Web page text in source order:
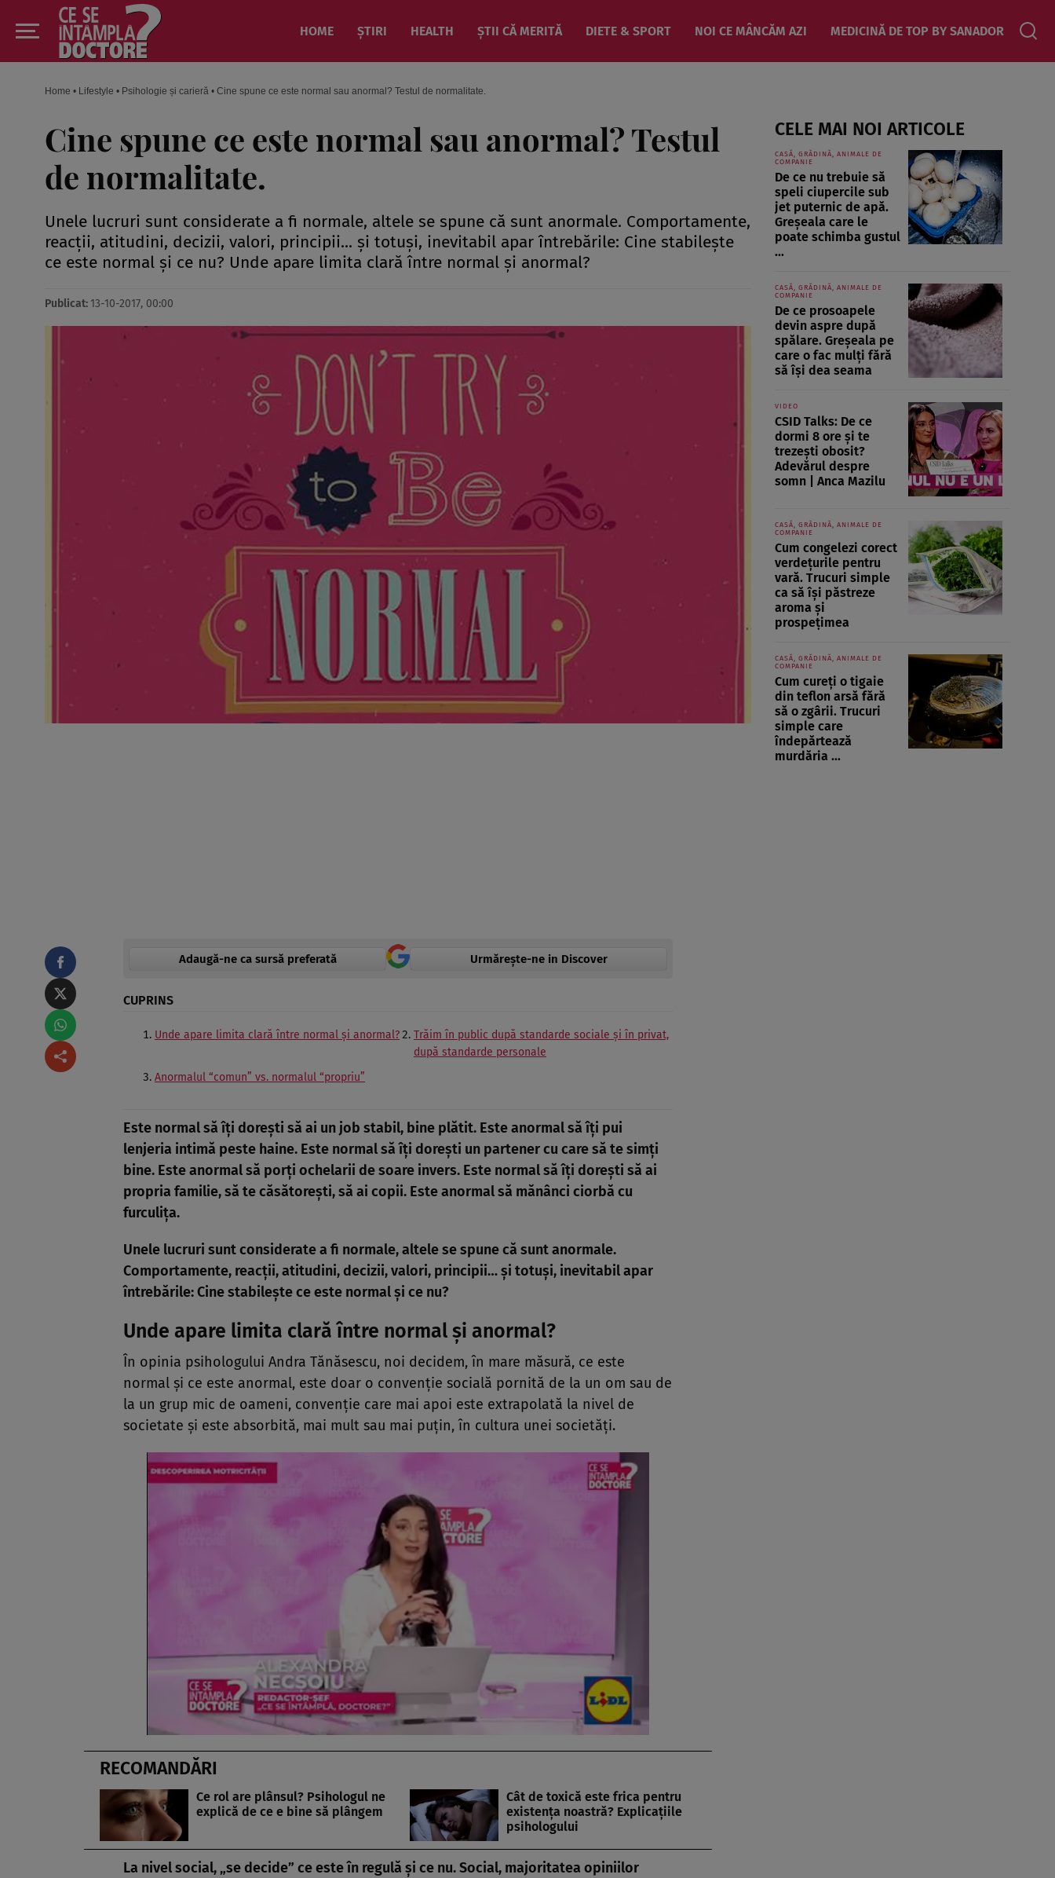
HOME ȘTIRI HEALTH ȘTII CĂ MERITĂ DIETE & SPORT NOI CE MÂNCĂM AZI MEDICINĂ DE TOP BY SANADOR
Home • Lifestyle • Psihologie și carieră • Cine spune ce este normal sau anormal? Testul de normalitate.
Cine spune ce este normal sau anormal? Testul
de normalitate.
Unele lucruri sunt considerate a fi normale, altele se spune că sunt anormale. Comportamente,
reacţii, atitudini, decizii, valori, principii... şi totuşi, inevitabil apar întrebările: Cine stabileşte
ce este normal şi ce nu? Unde apare limita clară între normal şi anormal?
Publicat: 13-10-2017, 00:00
Adaugă-ne ca sursă preferată Urmărește-ne in Discover
CUPRINS
Unde apare limita clară între normal şi anormal?
Trăim în public după standarde sociale şi în privat,
după standarde personale
Anormalul “comun” vs. normalul “propriu”
Este normal să îţi doreşti să ai un job stabil, bine plătit. Este anormal să îţi pui
lenjeria intimă peste haine. Este normal să îţi doreşti un partener cu care să te simţi
bine. Este anormal să porţi ochelarii de soare invers. Este normal să îţi doreşti să ai
propria familie, să te căsătoreşti, să ai copii. Este anormal să mănânci ciorbă cu
furculiţa.
Unele lucruri sunt considerate a fi normale, altele se spune că sunt anormale.
Comportamente, reacţii, atitudini, decizii, valori, principii… şi totuşi, inevitabil apar
întrebările: Cine stabileşte ce este normal şi ce nu?
Unde apare limita clară între normal şi anormal?
În opinia psihologului Andra Tănăsescu, noi decidem, în mare măsură, ce este
normal şi ce este anormal, este doar o convenţie socială pornită de la un om sau de
la un grup mic de oameni, convenţie care mai apoi este extrapolată la nivel de
societate şi este absorbită, mai mult sau mai puţin, în cultura unei societăţi.
RECOMANDĂRI
Ce rol are plânsul? Psihologul ne
explică de ce e bine să plângem
Cât de toxică este frica pentru
existenţa noastră? Explicaţiile
psihologului
La nivel social, „se decide” ce este în regulă şi ce nu. Social, majoritatea opiniilor
CELE MAI NOI ARTICOLE
CASĂ, GRĂDINĂ, ANIMALE DE
COMPANIE
De ce nu trebuie să
speli ciupercile sub
jet puternic de apă.
Greșeala care le
poate schimba gustul
...
CASĂ, GRĂDINĂ, ANIMALE DE
COMPANIE
De ce prosoapele
devin aspre după
spălare. Greșeala pe
care o fac mulți fără
să își dea seama
VIDEO
CSID Talks: De ce
dormi 8 ore și te
trezești obosit?
Adevărul despre
somn | Anca Mazilu
CASĂ, GRĂDINĂ, ANIMALE DE
COMPANIE
Cum congelezi corect
verdețurile pentru
vară. Trucuri simple
ca să își păstreze
aroma și
prospețimea
CASĂ, GRĂDINĂ, ANIMALE DE
COMPANIE
Cum cureți o tigaie
din teflon arsă fără
să o zgârii. Trucuri
simple care
îndepărtează
murdăria ...